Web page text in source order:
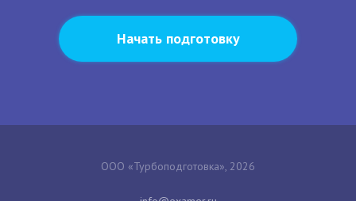
Начать подготовку
ООО «Турбоподготовка», 2026